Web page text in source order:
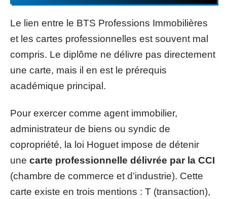
Le lien entre le BTS Professions Immobilières
et les cartes professionnelles est souvent mal
compris. Le diplôme ne délivre pas directement
une carte, mais il en est le prérequis
académique principal.
Pour exercer comme agent immobilier,
administrateur de biens ou syndic de
copropriété, la loi Hoguet impose de détenir
une carte professionnelle délivrée par la CCI
(chambre de commerce et d’industrie). Cette
carte existe en trois mentions : T (transaction),